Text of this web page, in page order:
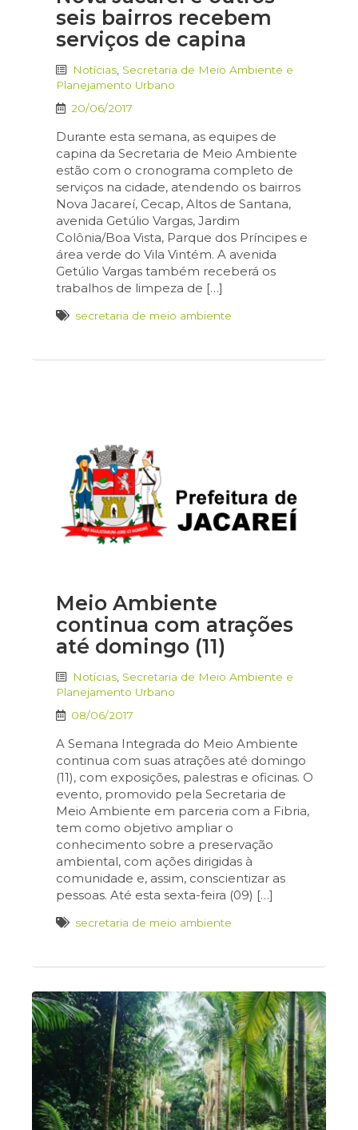
seis bairros recebem
serviços de capina
Notícias Secretaria de Meio Ambiente e
Planejamento Urbano
20/06/2017
Durante esta semana, as equipes de
capina da Secretaria de Meio Ambiente
estão com o cronograma completo de
serviços na cidade, atendendo os bairros
Nova Jacareí, Cecap, Altos de Santana,
avenida Getúlio Vargas, Jardim
Colônia/Boa Vista, Parque dos Príncipes e
área verde do Vila Vintém. A avenida
Getúlio Vargas também receberá os
trabalhos de limpeza de […]
secretaria de meio ambiente
Meio Ambiente
continua com atrações
até domingo (11)
Notícias Secretaria de Meio Ambiente e
Planejamento Urbano
08/06/2017
A Semana Integrada do Meio Ambiente
continua com suas atrações até domingo
(11), com exposições, palestras e oficinas. O
evento, promovido pela Secretaria de
Meio Ambiente em parceria com a Fibria,
tem como objetivo ampliar o
conhecimento sobre a preservação
ambiental, com ações dirigidas à
comunidade e, assim, conscientizar as
pessoas. Até esta sexta-feira (09) […]
secretaria de meio ambiente